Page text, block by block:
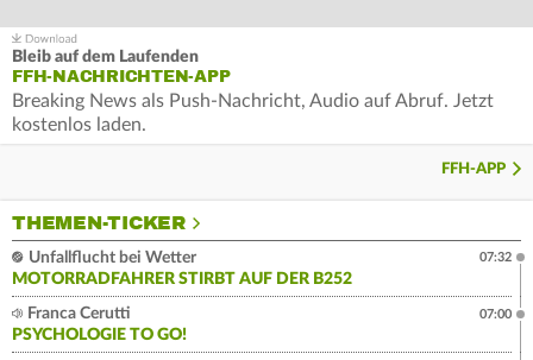
Bleib auf dem Laufenden
FFH-NACHRICHTEN-APP
Breaking News als Push-Nachricht, Audio auf Abruf. Jetzt
kostenlos laden.
FFH-APP
THEMEN-TICKER
Unfallflucht bei Wetter
MOTORRADFAHRER STIRBT AUF DER B252
07:32
Franca Cerutti
PSYCHOLOGIE TO GO!
07:00